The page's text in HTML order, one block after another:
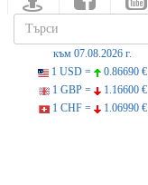
към 07.08.2026 г.
1 USD =
0.86690 €
1 GBP =
1.16600 €
1 CHF =
1.06990 €